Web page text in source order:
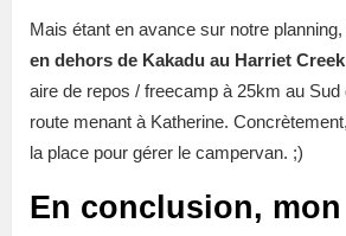
Mais étant en avance sur notre planning,
en dehors de Kakadu au Harriet
aire de repos / freecamp à 25km au
route menant à Katherine.
la place pour gérer le campervan. ;)
En conclusion,